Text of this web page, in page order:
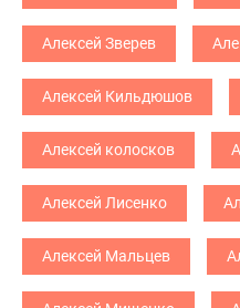
Алексей Зверев
Алексей Кильдюшов
Алексей колосков
Алексей Лисенко
Алексей Мальцев